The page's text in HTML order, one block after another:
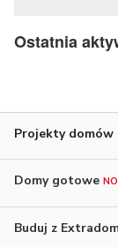
Ostatnia
Projekty domów
Domy gotowe
Buduj z